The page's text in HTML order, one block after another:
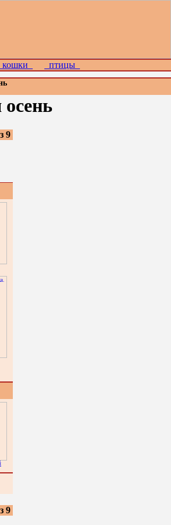
кошки птицы
9
9